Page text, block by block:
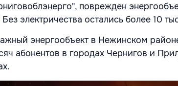
поврежден
электричества остались более 10
энергообъект в Нежинском
абонентов в городах Чернигов и